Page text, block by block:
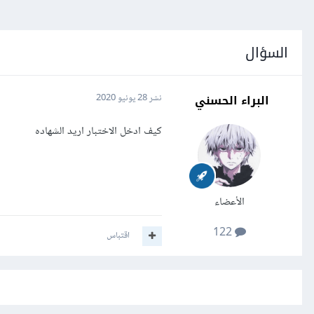
السؤال
البراء الحسني
الأعضاء
122
نشر28 يونيو 2020
كيف ادخل الاختبار اريد الشهاده
اقتباس